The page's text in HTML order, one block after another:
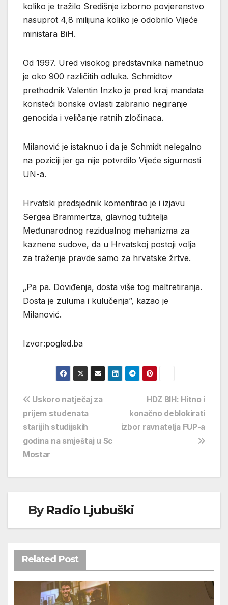
koliko je tražilo Središnje izborno povjerenstvo
nasuprot 4,8 milijuna koliko je odobrilo Vijeće
ministara BiH.
Od 1997. Ured visokog predstavnika nametnuo
je oko 900 različitih odluka. Schmidtov
prethodnik Valentin Inzko je pred kraj mandata
koristeći bonske ovlasti zabranio negiranje
genocida i veličanje ratnih zločinaca.
Milanović je istaknuo i da je Schmidt nelegalno
na poziciji jer ga nije potvrdilo Vijeće sigurnosti
UN-a.
Hrvatski predsjednik komentirao je i izjavu
Sergea Brammertza, glavnog tužitelja
Međunarodnog rezidualnog mehanizma za
kaznene sudove, da u Hrvatskoj postoji volja
za traženje pravde samo za hrvatske žrtve.
„Pa pa. Doviđenja, dosta više tog maltretiranja.
Dosta je zuluma i kulučenja”, kazao je
Milanović.
Izvor:pogled.ba
Navigacija
objava
HDZ BIH: Hitno i
konačno deblokirati
izbor ravnatelja FUP-a
Uskoro natječaj za
prijem studenata
starijih studijskih
godina na smještaj u Sc
Mostar
ByRadio Ljubuški
Related Post